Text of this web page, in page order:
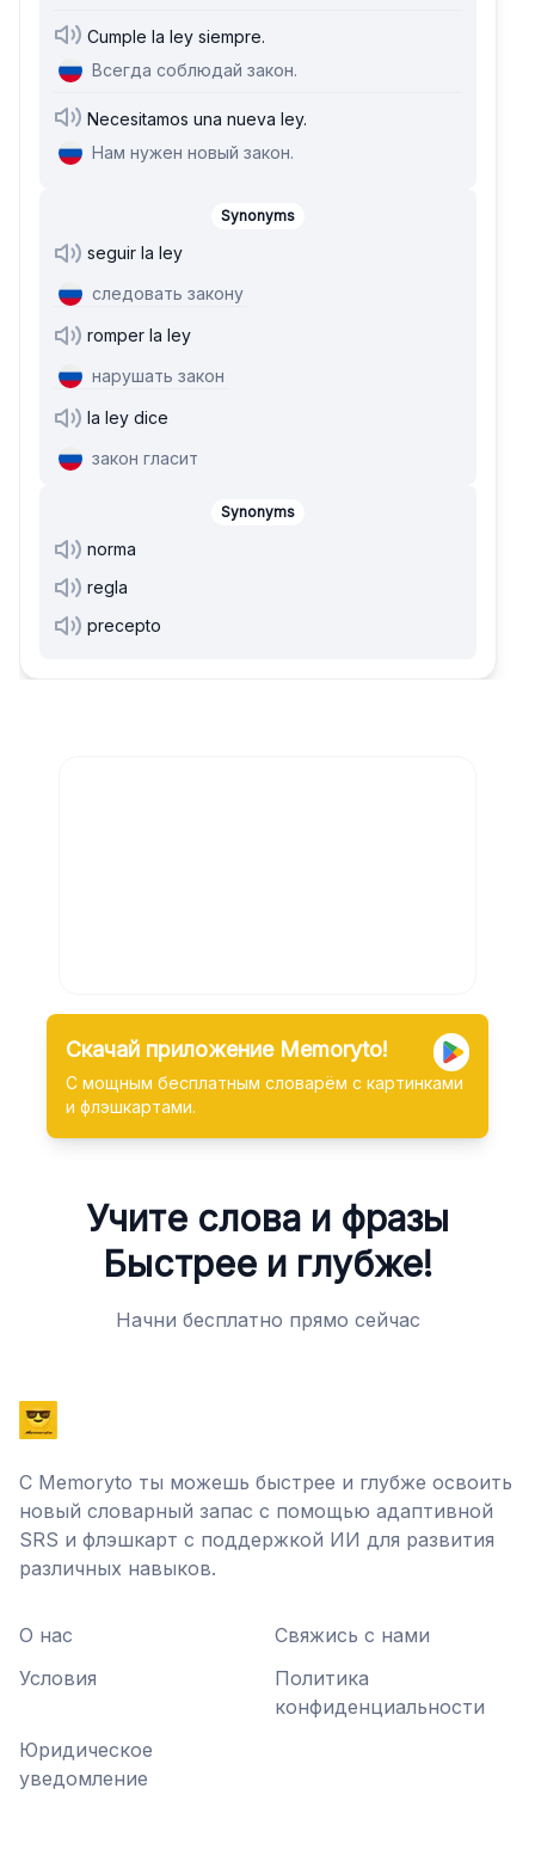
Cumple la ley siempre.
Всегда соблюдай закон.
Necesitamos una nueva ley.
Нам нужен новый закон.
Synonyms
seguir la ley
следовать закону
romper la ley
нарушать закон
la ley dice
закон гласит
Synonyms
norma
regla
precepto
Скачай приложение Memoryto!
С мощным бесплатным словарём с картинками
и флэшкартами.
Учите слова и фразы
Быстрее и глубже!
Начни бесплатно прямо сейчас
С Memoryto ты можешь быстрее и глубже освоить
новый словарный запас с помощью адаптивной
SRS и флэшкарт с поддержкой ИИ для развития
различных навыков.
О нас
Свяжись с нами
Условия
Политика
конфиденциальности
Юридическое
уведомление